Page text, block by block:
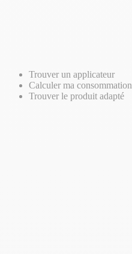
Trouver un applicateur
Calculer ma consommation
Trouver le produit adapté